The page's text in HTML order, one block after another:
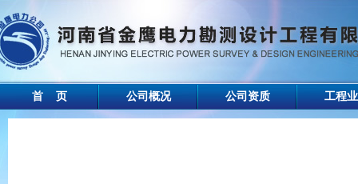
首 页 公司概况 公司资质 工程